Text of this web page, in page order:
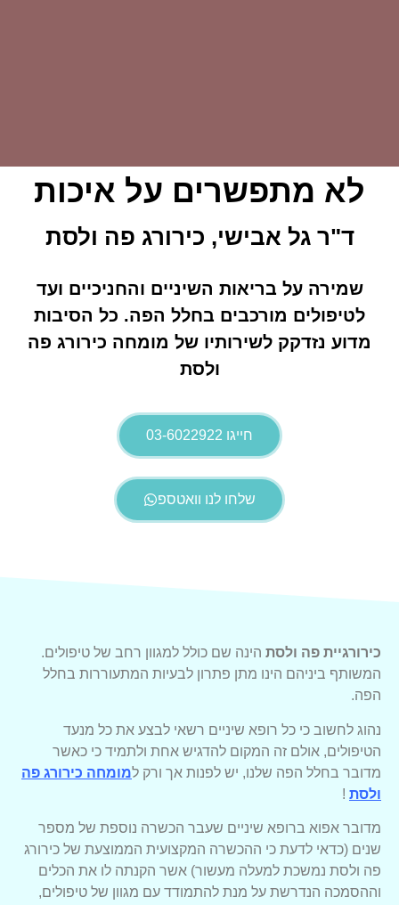
לא מתפשרים על איכות
ד"ר גל אבישי, כירורג פה ולסת
שמירה על בריאות השיניים והחניכיים ועד
לטיפולים מורכבים בחלל הפה. כל הסיבות
מדוע נזדקק לשירותיו של מומחה כירורג פה
ולסת
חייגו 03-6022922
שלחו לנו וואטספ
כירורגיית פה ולסת הינה שם כולל למגוון רחב של טיפולים.
המשותף ביניהם הינו מתן פתרון לבעיות המתעוררות בחלל
הפה.
נהוג לחשוב כי כל רופא שיניים רשאי לבצע את כל מנעד
הטיפולים, אולם זה המקום להדגיש אחת ולתמיד כי כאשר
מדובר בחלל הפה שלנו, יש לפנות אך ורק למומחה כירורג פה
ולסת !
מדובר אפוא ברופא שיניים שעבר הכשרה נוספת של מספר
שנים (כדאי לדעת כי ההכשרה המקצועית הממוצעת של כירורג
פה ולסת נמשכת למעלה מעשור) אשר הקנתה לו את הכלים
וההסמכה הנדרשת על מנת להתמודד עם מגוון של טיפולים,